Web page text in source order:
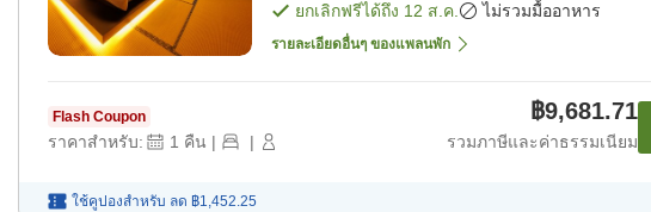
ยกเลิกฟรีได้ถึง 12 ส.ค. ไม่รวมมื้ออาหาร
รายละเอียดอื่นๆ ของแพลนพัก
Flash Coupon
ราคาสำหรับ: 1 คืน | |
฿9,681.71
รวมภาษีและค่าธรรมเนียม
ใช้คูปองสำหรับ ลด ฿1,452.25